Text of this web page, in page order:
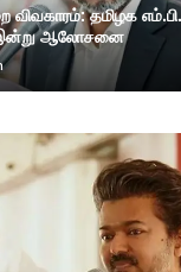
விவகாரம்: தமிழக
இன்று ஆலோசனை